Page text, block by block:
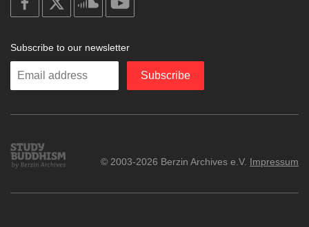
facebook
soundcloud
Subscribe to our newsletter
Enter
Subscribe
Study
Buddhism
© 2003-2026 Berzin Archives e.V. Impressum